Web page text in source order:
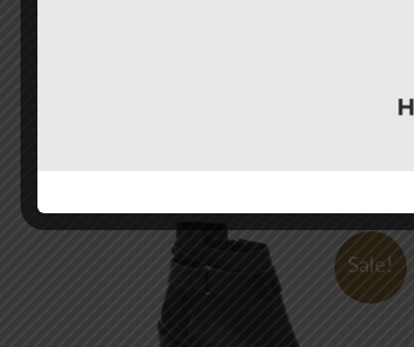
37.990
Sale!